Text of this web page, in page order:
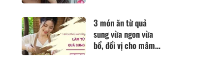
3 món ăn từ quả
sung vừa ngon vừa
bổ, đổi vị cho mâm